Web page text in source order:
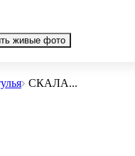
живые фото
СКАЛА...